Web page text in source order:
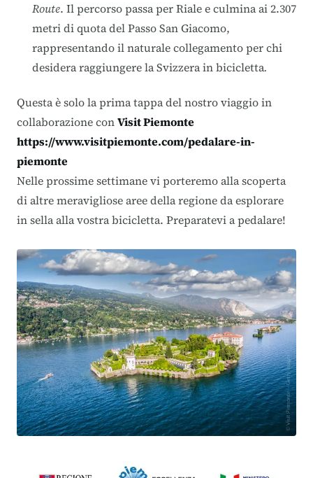
Route. Il percorso passa per Riale e culmina ai 2.307
metri di quota del Passo San Giacomo,
rappresentando il naturale collegamento per chi
desidera raggiungere la Svizzera in bicicletta.
Questa è solo la prima tappa del nostro viaggio in
collaborazione conVisit Piemonte
https://www.visitpiemonte.com/pedalare-in-
piemonte
Nelle prossime settimane vi porteremo alla scoperta
di altre meravigliose aree della regione da esplorare
in sella alla vostra bicicletta. Preparatevi a pedalare!